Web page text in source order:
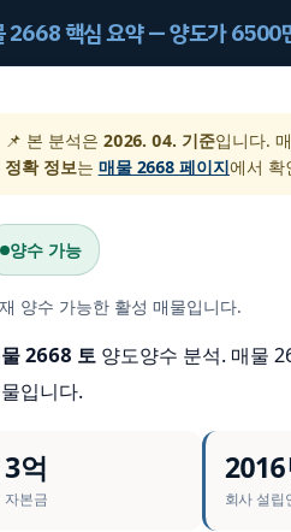
2668 핵심 요약 — 양도가 6500
📌 본 분석은 2026. 04. 기준입니다.
정확 정보는 매물 2668 페이지에서 확
양수 가능
양수 가능한 활성 매물입니다.
2668 토양도양수 분석. 매물
입니다.
3억
자본금 회사 설립